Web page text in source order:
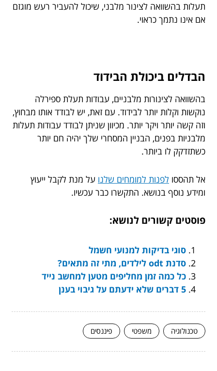
תעלות בהשוואה לצינור מלבני, שיכול להעביר רעש מוגזם
אם אינו נתמך כראוי.
הבדלים ביכולת הבידוד
בהשוואה לצינורות מלבניים, עבודות תעלת ספירלה
נוקשות וקלות יותר לבידוד. עם זאת, יש לבודד אותו מבחוץ,
וזה קשה יותר ויקר יותר. מכיוון שניתן לבודד עבודות תעלות
מלבניות בפנים, הבניין המסחרי שלך יהיה חם יותר
כשתזדקק לו ביותר.
אל תהססו לפנות למומחים שלנו על מנת לקבל ייעוץ
ומידע נוסף בנושא. התקשרו כבר עכשיו.
פוסטים קשורים לנושא:
סוגי בדיקות למנועי חשמל
סדנת odt לילדים, מתי זה מתאים?
כל כמה זמן מחליפים מטען למחשב נייד
5 דברים שלא ידעתם על גיבוי בענן
טכנולוגיה משפטי פיננסים